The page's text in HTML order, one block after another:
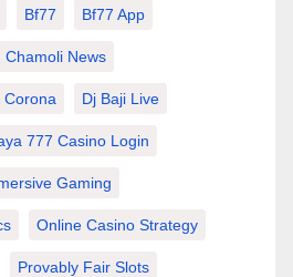
Bf77 Bf77 App
Chamoli News
Corona Dj Baji Live
777 Casino Login
Gaming
Online Casino Strategy
Provably Fair Slots